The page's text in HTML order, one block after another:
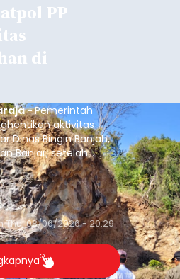
PP
di
-Pemerintah
aktivitas
Dinas Bingin Banjah,
Banjar, setelah
pengambilan
dengan peruntukan
Thu, 08/06/2026 - 20:29